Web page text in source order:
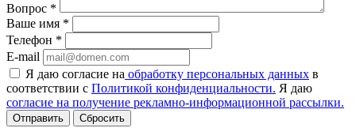
Вопрос *
Ваше имя *
Телефон *
E-mail
Я даю согласие на обработку персональных данных в
соответствии с Политикой конфиденциальности. Я даю
согласие на получение рекламно-информационной рассылки.
Сбросить